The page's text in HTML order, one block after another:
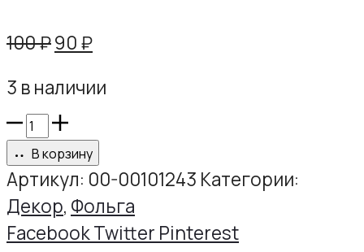
100₽Первоначальная
составляла
100 ₽.
90₽Текущая
90 ₽.
3 в наличии
Количество
товара
Фольга
глянцевая
Розовая
В корзину
Артикул: 00-00101243 Категории:
Декор, Фольга
Share
FacebookTwitter Pinterest